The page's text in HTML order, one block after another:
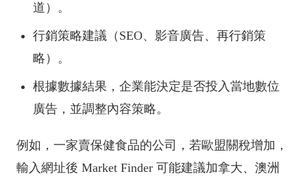
道）。
行銷策略建議（SEO、影音廣告、再行銷策
略）。
根據數據結果，企業能決定是否投入當地數位
廣告，並調整內容策略。
例如，一家賣保健食品的公司，若歐盟關稅增加，
輸入網址後 Market Finder 可能建議加拿大、澳洲